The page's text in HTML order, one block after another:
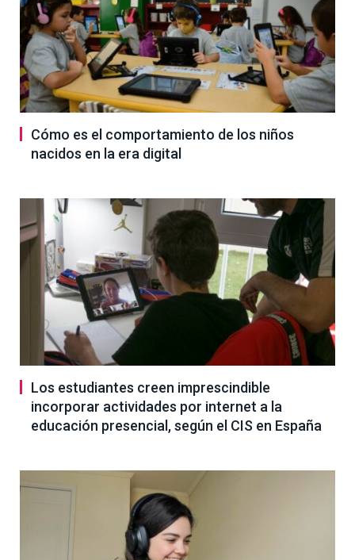
Cómo es el comportamiento de los niños
nacidos en la era digital
Los estudiantes creen imprescindible
incorporar actividades por internet a la
educación presencial, según el CIS en España